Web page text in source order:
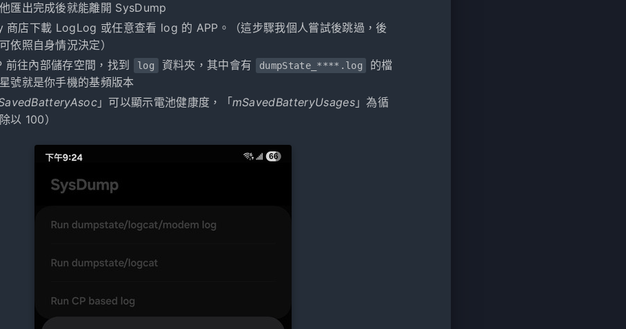
匯出完成後就能離開 SysDump
商店下載 LogLog 或任意查看 log 的 APP。（這步驟我個人嘗試後跳過，後
依照自身情況決定）
前往內部儲存空間，找到
log 資料夾，其中會有 dumpState_****.log
的檔
號就是你手機的基頻版本
」可以顯示電池健康度，「 mSavedBatteryUsages」為循
以 100）